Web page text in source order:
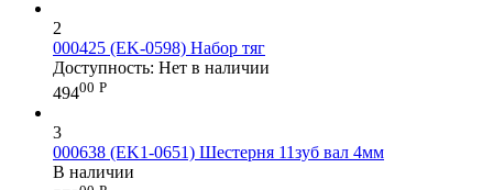
2
000425 (EK-0598) Набор тяг
Доступность: Нет в наличии
49400 Р
3
000638 (EK1-0651) Шестерня 11зуб вал 4мм
В наличии